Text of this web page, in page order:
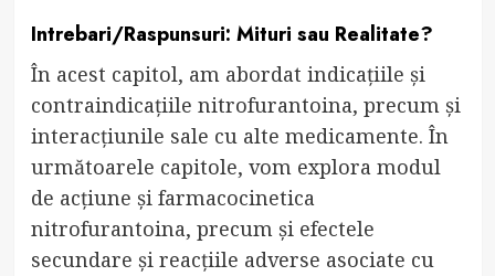
Intrebari/Raspunsuri: Mituri sau Realitate?
În acest capitol, am abordat indicațiile și
contraindicațiile nitrofurantoina, precum și
interacțiunile sale cu alte medicamente. În
următoarele capitole, vom explora modul
de acțiune și farmacocinetica
nitrofurantoina, precum și efectele
secundare și reacțiile adverse asociate cu